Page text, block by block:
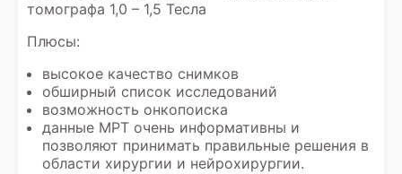
томографа 1,0 – 1,5 Тесла
Плюсы:
высокое качество снимков
обширный список исследований
возможность онкопоиска
данные МРТ очень информативны и
позволяют принимать правильные решения в
области хирургии и нейрохирургии.